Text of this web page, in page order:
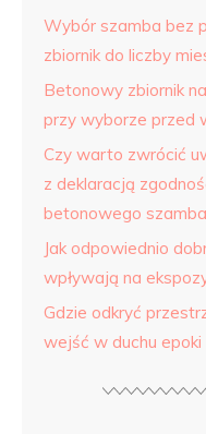
Wybór szamba bez
zbiornik do liczby
Betonowy zbiornik
przy wyborze przed
Czy warto zwrócić
z deklaracją
betonowego
Jak odpowiednio
wpływają na
Gdzie odkryć
wejść w duchu epoki